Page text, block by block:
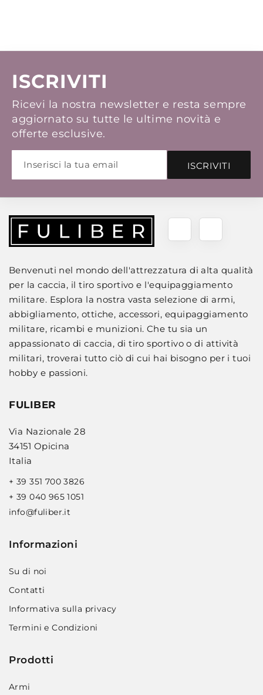
ISCRIVITI
Ricevi la nostra newsletter e resta sempre
aggiornato su tutte le ultime novità e
offerte esclusive.
ISCRIVITI
Benvenuti nel mondo dell'attrezzatura di alta qualità
per la caccia, il tiro sportivo e l'equipaggiamento
militare. Esplora la nostra vasta selezione di armi,
abbigliamento, ottiche, accessori, equipaggiamento
militare, ricambi e munizioni. Che tu sia un
appassionato di caccia, di tiro sportivo o di attività
militari, troverai tutto ciò di cui hai bisogno per i tuoi
hobby e passioni.
FULIBER
Via Nazionale 28
34151 Opicina
Italia
+ 39 351 700 3826
+ 39 040 965 1051
info@fuliber.it
Informazioni
Su di noi
Contatti
Informativa sulla privacy
Termini e Condizioni
Prodotti
Armi